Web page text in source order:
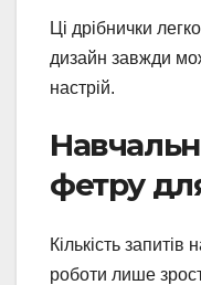
Ці дрібнички
дизайн завжди
настрій.
фетру
Кількість запитів
роботи лише